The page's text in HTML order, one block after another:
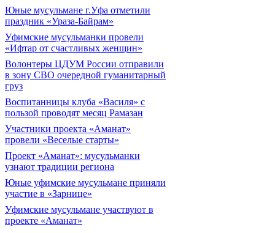
Юные мусульмане г.Уфа отметили
праздник «Ураза-Байрам»
Уфимские мусульманки провели
«Ифтар от счастливых женщин»
Волонтеры ЦДУМ России отправили
в зону СВО очередной гуманитарный
груз
Воспитанницы клуба «Василя» с
пользой проводят месяц Рамазан
Участники проекта «Аманат»
провели «Веселые старты»
Проект «Аманат»: мусульманки
узнают традиции региона
Юные уфимские мусульмане приняли
участие в «Зарнице»
Уфимские мусульмане участвуют в
проекте «Аманат»